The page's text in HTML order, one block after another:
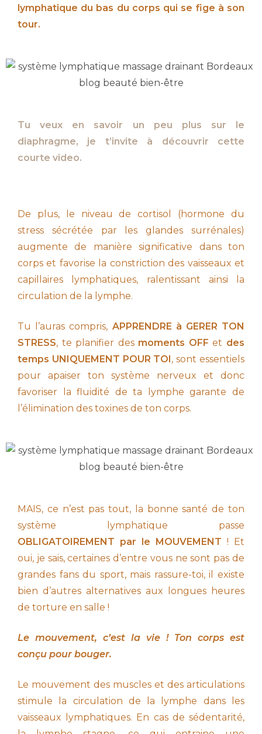
lymphatique du bas du corps qui se fige à son
tour.
Tu veux en savoir un peu plus sur le
diaphragme, je t’invite à découvrir cette
courte video.
De plus, le niveau de cortisol (hormone du
stress sécrétée par les glandes surrénales)
augmente de manière significative dans ton
corps et favorise la constriction des vaisseaux et
capillaires lymphatiques, ralentissant ainsi la
circulation de la lymphe.
Tu l’auras compris, APPRENDRE à GERER TON
STRESS, te planifier des moments OFF et des
temps UNIQUEMENT POUR TOI, sont essentiels
pour apaiser ton système nerveux et donc
favoriser la fluidité de ta lymphe garante de
l’élimination des toxines de ton corps.
MAIS, ce n’est pas tout, la bonne santé de ton
système lymphatique passe
OBLIGATOIREMENT par le MOUVEMENT ! Et
oui, je sais, certaines d’entre vous ne sont pas de
grandes fans du sport, mais rassure-toi, il existe
bien d’autres alternatives aux longues heures
de torture en salle !
Le mouvement, c’est la vie ! Ton corps est
conçu pour bouger.
Le mouvement des muscles et des articulations
stimule la circulation de la lymphe dans les
vaisseaux lymphatiques. En cas de sédentarité,